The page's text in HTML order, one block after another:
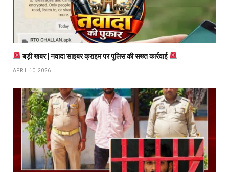
बड़ी खबर | नवादा साइबर क्राइम पर पुलिस की सख्त कार्रवाई
APRIL 10, 2026